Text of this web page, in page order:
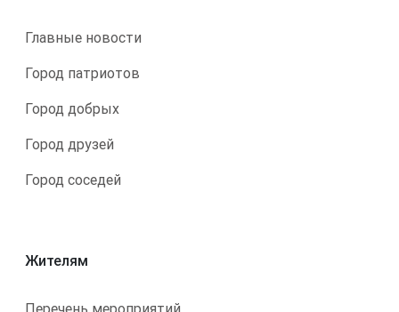
Главные новости
Город патриотов
Город добрых
Город друзей
Город соседей
Жителям